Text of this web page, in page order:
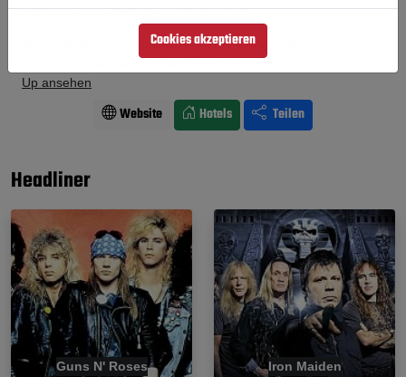
Für Fans von: Alternative . Metal . Rock
Guns N' Roses, Iron Maiden, Foo Fighters, Ozzy
Up ansehen
Website Hotels Teilen
Headliner
Guns N' Roses Iron Maiden
Cookies akzeptieren